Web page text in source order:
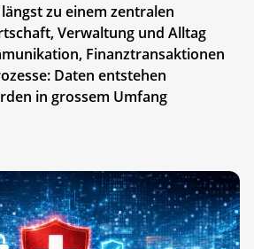
zu einem zentralen
Verwaltung und Alltag
Finanztransaktionen
Daten entstehen
in grossem Umfang